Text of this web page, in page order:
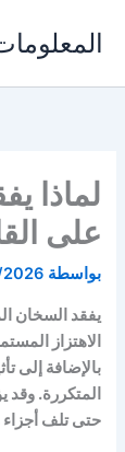
لماذا
على
بواسطة
يفقد السخان
الاهتزاز
بالإضافة إلى
المتكررة.
حتى تلف أجزاء